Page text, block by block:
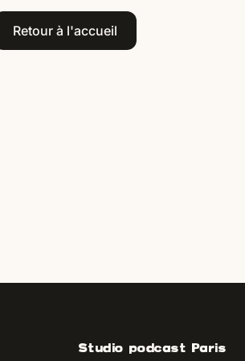
Retour à l'accueil
Studio podcast Paris